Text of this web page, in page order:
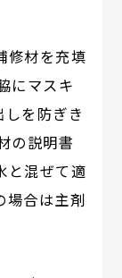
修材を充填
にマスキ
を防ぎき
の説明書
と混ぜて適
場合は主剤